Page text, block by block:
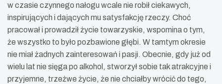
w czasie czynnego nałogu wcale nie robił ciekawych,
inspirujących i dających mu satysfakcję rzeczy. Choć
pracował i prowadził życie towarzyskie, wspomina o tym,
że wszystko to było pozbawione głębi. W tamtym okresie
nie miał żadnych zainteresowań i pasji. Obecnie, gdy już od
wielu lat nie sięga po alkohol, stworzył sobie tak atrakcyjne i
przyjemne, trzeźwe życie, że nie chciałby wrócić do tego,